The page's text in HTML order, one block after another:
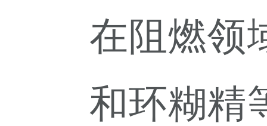
在阻燃领
和环糊精